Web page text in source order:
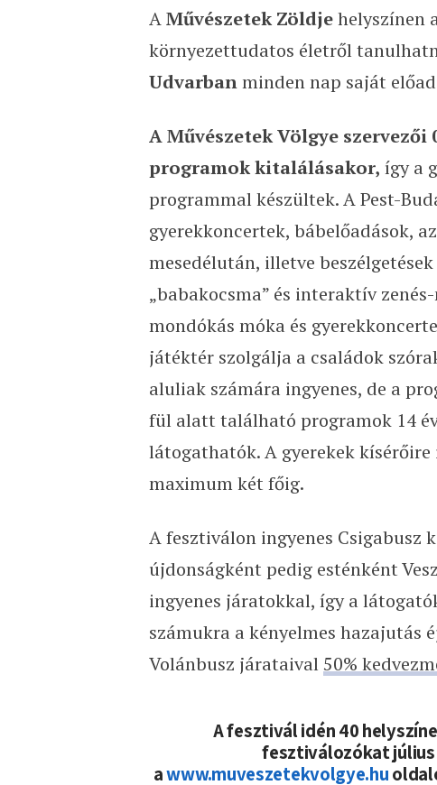
AMűvészetek Zöldjehelyszínen
környezettudatos életről
Udvarbanminden nap saját
A Művészetek Völgye
programok kitalálásakor, így a
programmal készültek. A Pest-
gyerekkoncertek, bábelőadások,
mesedélután, illetve
„babakocsma” és interaktív
mondókás móka és
játéktér szolgálja a családok
aluliak számára ingyenes, de a
fül alatt található programok 14
látogathatók. A gyerekek kísérőire
maximum két főig.
A fesztiválon ingyenes Csigabusz
újdonságként pedig esténként
ingyenes járatokkal, így a
számukra a kényelmes hazajutás
Volánbusz járataival 50%
A fesztivál idén 40
fesztiválozókat július
awww.muveszetekvolgye.hu